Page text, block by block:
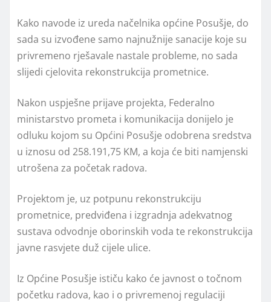
Kako navode iz ureda načelnika općine Posušje, do
sada su izvođene samo najnužnije sanacije koje su
privremeno rješavale nastale probleme, no sada
slijedi cjelovita rekonstrukcija prometnice.
Nakon uspješne prijave projekta, Federalno
ministarstvo prometa i komunikacija donijelo je
odluku kojom su Općini Posušje odobrena sredstva
u iznosu od 258.191,75 KM, a koja će biti namjenski
utrošena za početak radova.
Projektom je, uz potpunu rekonstrukciju
prometnice, predviđena i izgradnja adekvatnog
sustava odvodnje oborinskih voda te rekonstrukcija
javne rasvjete duž cijele ulice.
Iz Općine Posušje ističu kako će javnost o točnom
početku radova, kao i o privremenoj regulaciji